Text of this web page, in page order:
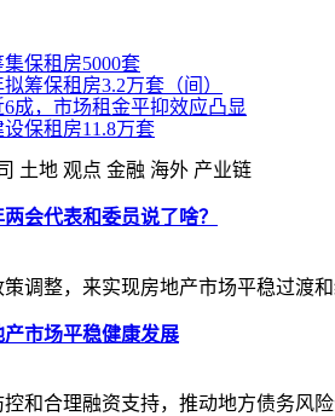
保租房5000套
筹保租房3.2万套（间）
成，市场租金平抑效应凸显
保租房11.8万套
土地 观点 金融 海外 产业链
会代表和委员说了啥？
调整，来实现房地产市场平稳过渡和
市场平稳健康发展
和合理融资支持，推动地方债务风